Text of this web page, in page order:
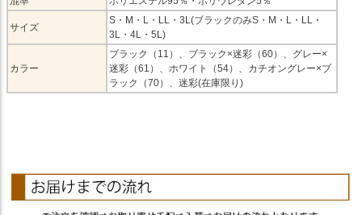
サイズ
S・M・L・LL・3L(ブラックのみS・M・L・LL・
3L・4L・5L)
カラー
ブラック（11）、ブラック×迷彩（60）、グレー×
迷彩（61）、ホワイト（54）、カチオングレー×ブ
ラック（70）、迷彩(在庫限り)